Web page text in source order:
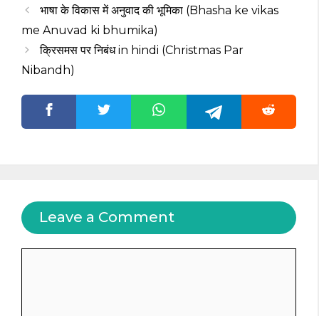
भाषा के विकास में अनुवाद की भूमिका (Bhasha ke vikas
me Anuvad ki bhumika)
क्रिसमस पर निबंध in hindi (Christmas Par
Nibandh)
Leave a Comment